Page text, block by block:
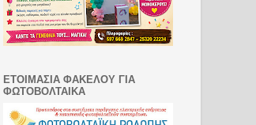
ΕΤΟΙΜΑΣΙΑ ΦΑΚΕΛΟΥ ΓΙΑ
ΦΩΤΟΒΟΛΤΑΙΚΑ